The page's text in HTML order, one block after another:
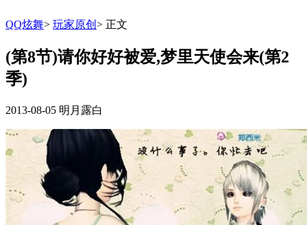
QQ炫舞> 玩家原创 > 正文
(第8节)请你好好被爱,梦里天使会来(第2
季)
2013-08-05 明月露白